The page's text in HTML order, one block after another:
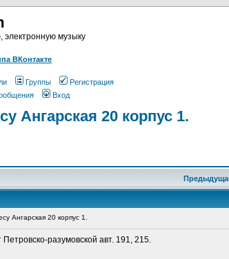
электронную музыку
ВКонтакте
Группы
Регистрация
Вход
Ангарская 20 корпус 1.
Ангарская 20 корпус 1.
разумовской авт. 191, 215.